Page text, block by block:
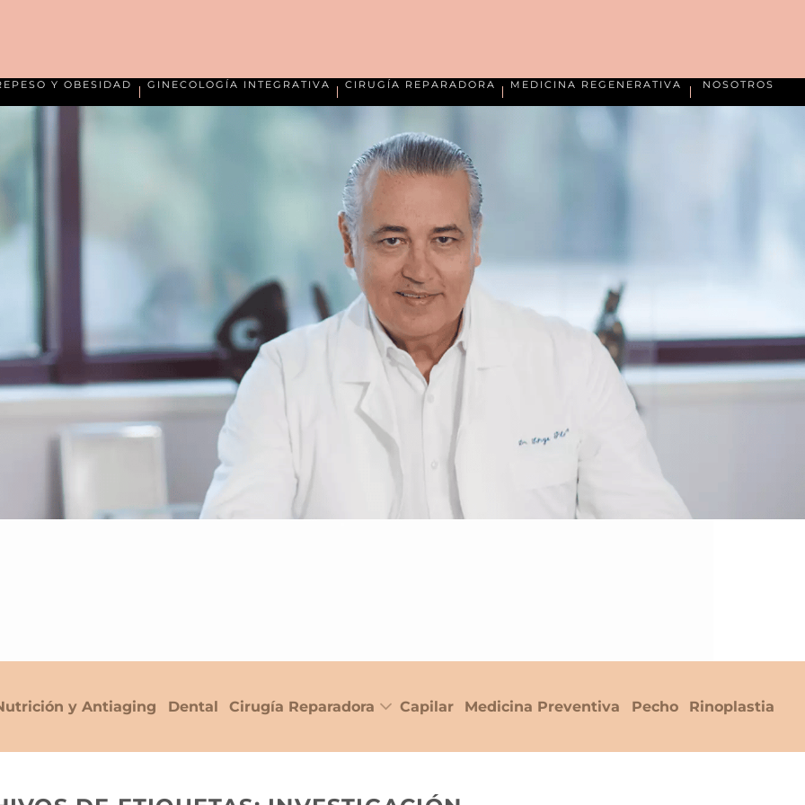
Y OBESIDAD GINECOLOGÍA INTEGRATIVA CIRUGÍA REPARADORA MEDICINA REGENERATIVA NOSOTROS
y Antiaging Dental Cirugía Reparadora Capilar Medicina Preventiva Pecho Rinoplastia